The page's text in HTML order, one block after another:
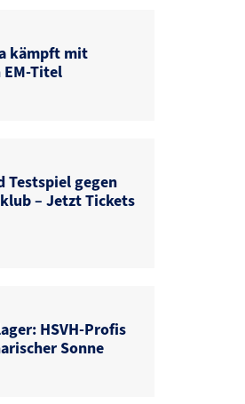
kämpft mit
EM-Titel
Testspiel gegen
– Jetzt Tickets
HSVH-Profis
Sonne